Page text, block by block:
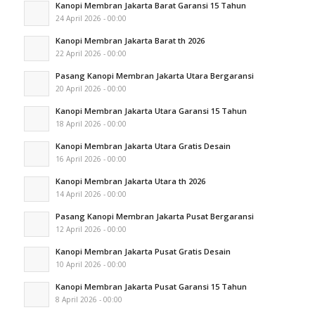
Kanopi Membran Jakarta Barat Garansi 15 Tahun
24 April 2026 - 00:00
Kanopi Membran Jakarta Barat th 2026
22 April 2026 - 00:00
Pasang Kanopi Membran Jakarta Utara Bergaransi
20 April 2026 - 00:00
Kanopi Membran Jakarta Utara Garansi 15 Tahun
18 April 2026 - 00:00
Kanopi Membran Jakarta Utara Gratis Desain
16 April 2026 - 00:00
Kanopi Membran Jakarta Utara th 2026
14 April 2026 - 00:00
Pasang Kanopi Membran Jakarta Pusat Bergaransi
12 April 2026 - 00:00
Kanopi Membran Jakarta Pusat Gratis Desain
10 April 2026 - 00:00
Kanopi Membran Jakarta Pusat Garansi 15 Tahun
8 April 2026 - 00:00